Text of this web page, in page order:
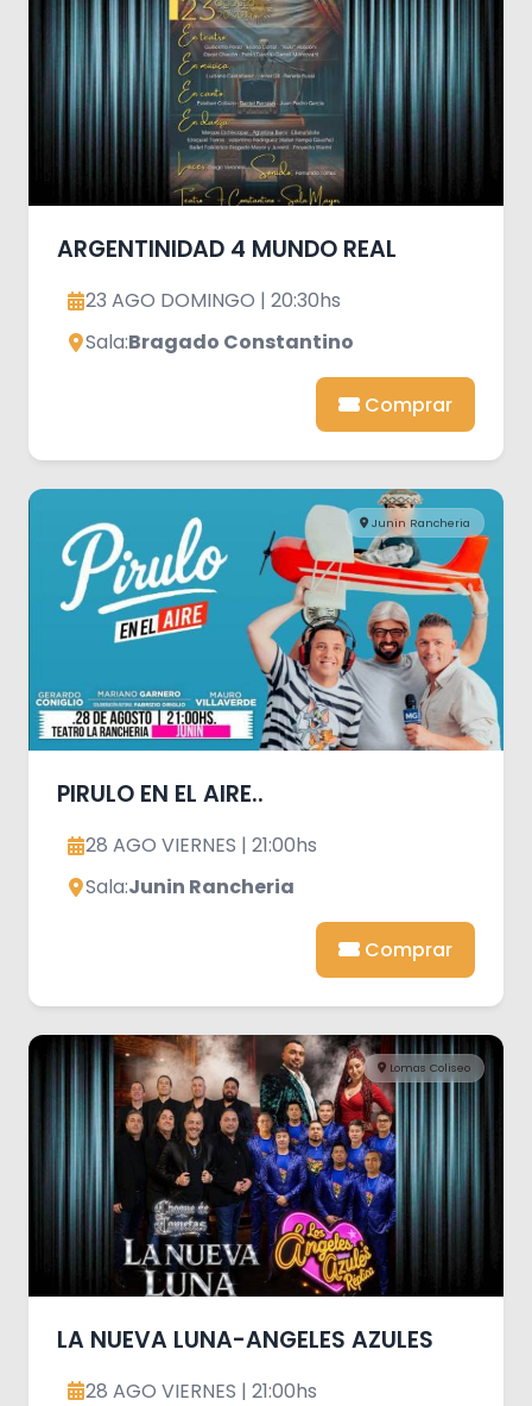
ARGENTINIDAD 4 MUNDO REAL
23 AGO DOMINGO | 20:30hs
Sala:Bragado Constantino
Comprar
Junin Rancheria
PIRULO EN EL AIRE..
28 AGO VIERNES | 21:00hs
Sala:Junin Rancheria
Comprar
Lomas Coliseo
LA NUEVA LUNA-ANGELES AZULES
28 AGO VIERNES | 21:00hs